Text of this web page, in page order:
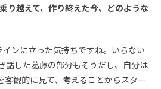
越えて、作り終えた今、どのような
インに立った気持ちですね。いらない
話した葛藤の部分もそうだし、自分は
客観的に見て、考えることからスター